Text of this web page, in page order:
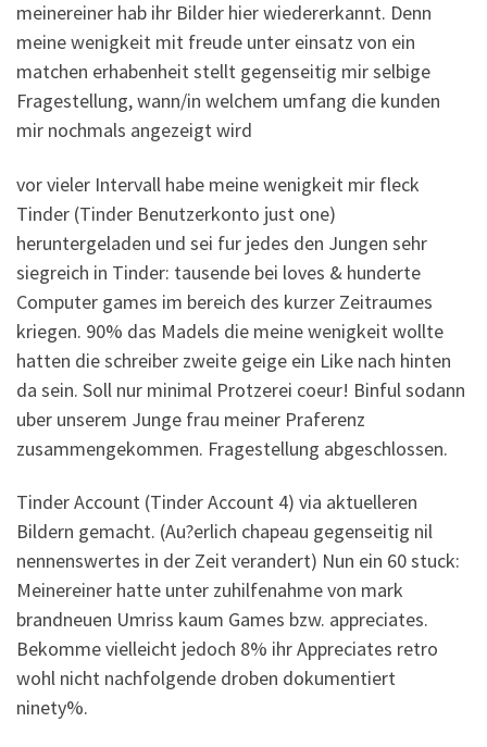
meinereiner hab ihr Bilder hier wiedererkannt. Denn
meine wenigkeit mit freude unter einsatz von ein
matchen erhabenheit stellt gegenseitig mir selbige
Fragestellung, wann/in welchem umfang die kunden
mir nochmals angezeigt wird
vor vieler Intervall habe meine wenigkeit mir fleck
Tinder (Tinder Benutzerkonto just one)
heruntergeladen und sei fur jedes den Jungen sehr
siegreich in Tinder: tausende bei loves & hunderte
Computer games im bereich des kurzer Zeitraumes
kriegen. 90% das Madels die meine wenigkeit wollte
hatten die schreiber zweite geige ein Like nach hinten
da sein. Soll nur minimal Protzerei coeur! Binful sodann
uber unserem Junge frau meiner Praferenz
zusammengekommen. Fragestellung abgeschlossen.
Tinder Account (Tinder Account 4) via aktuelleren
Bildern gemacht. (Au?erlich chapeau gegenseitig nil
nennenswertes in der Zeit verandert) Nun ein 60 stuck:
Meinereiner hatte unter zuhilfenahme von mark
brandneuen Umriss kaum Games bzw. appreciates.
Bekomme vielleicht jedoch 8% ihr Appreciates retro
wohl nicht nachfolgende droben dokumentiert
ninety%.